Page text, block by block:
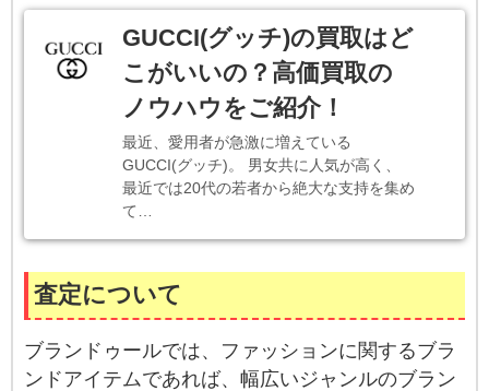
GUCCI(グッチ)の買取はど
こがいいの？高価買取の
ノウハウをご紹介！
最近、愛用者が急激に増えている
GUCCI(グッチ)。 男女共に人気が高く、
最近では20代の若者から絶大な支持を集め
て…
査定について
ブランドゥールでは、ファッションに関するブラ
ンドアイテムであれば、幅広いジャンルのブラン